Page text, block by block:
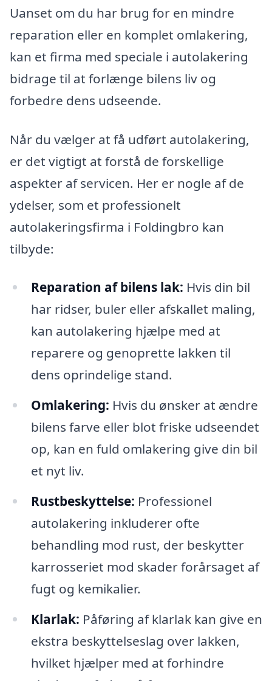
Uanset om du har brug for en mindre
reparation eller en komplet omlakering,
kan et firma med speciale i autolakering
bidrage til at forlænge bilens liv og
forbedre dens udseende.
Når du vælger at få udført autolakering,
er det vigtigt at forstå de forskellige
aspekter af servicen. Her er nogle af de
ydelser, som et professionelt
autolakeringsfirma i Foldingbro kan
tilbyde:
Reparation af bilens lak: Hvis din bil
har ridser, buler eller afskallet maling,
kan autolakering hjælpe med at
reparere og genoprette lakken til
dens oprindelige stand.
Omlakering: Hvis du ønsker at ændre
bilens farve eller blot friske udseendet
op, kan en fuld omlakering give din bil
et nyt liv.
Rustbeskyttelse: Professionel
autolakering inkluderer ofte
behandling mod rust, der beskytter
karrosseriet mod skader forårsaget af
fugt og kemikalier.
Klarlak: Påføring af klarlak kan give en
ekstra beskyttelseslag over lakken,
hvilket hjælper med at forhindre